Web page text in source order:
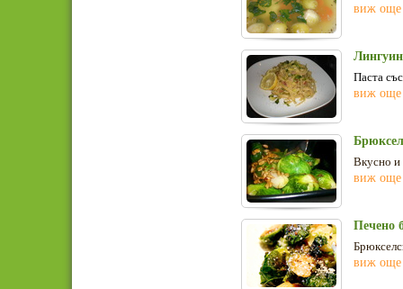
виж още
Паста
виж още
Вкусно и
виж още
Печено
виж още